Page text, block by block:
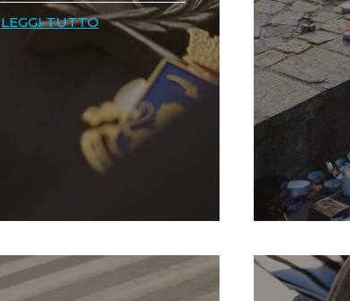
LEGGI TUTTO